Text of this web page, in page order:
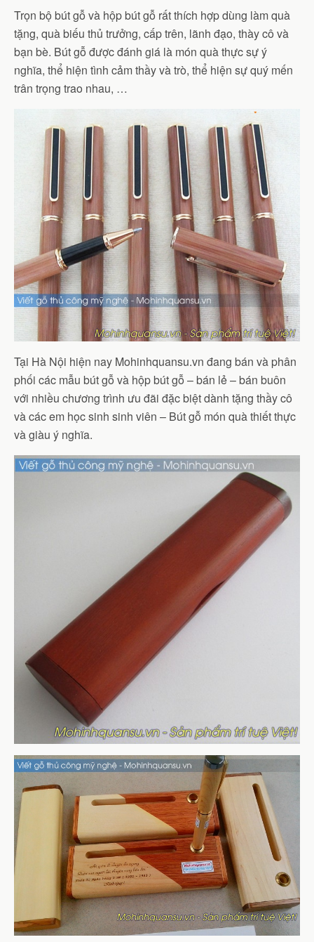
Trọn bộ bút gỗ và hộp bút gỗ rất thích hợp dùng làm quà
tặng, quà biếu thủ trưởng, cấp trên, lãnh đạo, thày cô và
bạn bè. Bút gỗ được đánh giá là món quà thực sự ý
nghĩa, thể hiện tình cảm thầy và trò, thể hiện sự quý mến
trân trọng trao nhau, …
Tại Hà Nội hiện nay Mohinhquansu.vn đang bán và phân
phối các mẫu bút gỗ và hộp bút gỗ – bán lẻ – bán buôn
với nhiều chương trình ưu đãi đặc biệt dành tặng thầy cô
và các em học sinh sinh viên – Bút gỗ món quà thiết thực
và giàu ý nghĩa.